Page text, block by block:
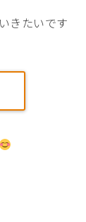
きたいです